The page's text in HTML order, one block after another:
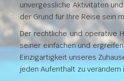
unvergessliche Aktivitäten
der Grund für Ihre Reise sein
Der rechtliche und operative
seiner einfachen und
Einzigartigkeit unseres
jeden Aufenthalt zu verändern